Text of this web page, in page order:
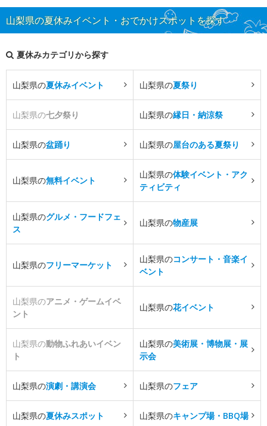
山梨県の夏休みイベント・おでかけスポットを探す
夏休みカテゴリから探す
山梨県の夏休みイベント 山梨県の夏祭り
山梨県の七夕祭り 山梨県の縁日・納涼祭
山梨県の盆踊り 山梨県の屋台のある夏祭り
山梨県の無料イベント
山梨県の体験イベント・アク
ティビティ
山梨県のグルメ・フードフェ
ス
山梨県の物産展
山梨県のフリーマーケット
山梨県のコンサート・音楽イ
ベント
山梨県のアニメ・ゲームイベ
ント
山梨県の花イベント
山梨県の動物ふれあいイベン
ト
山梨県の美術展・博物展・展
示会
山梨県の演劇・講演会 山梨県のフェア
山梨県の夏休みスポット 山梨県のキャンプ場・BBQ場